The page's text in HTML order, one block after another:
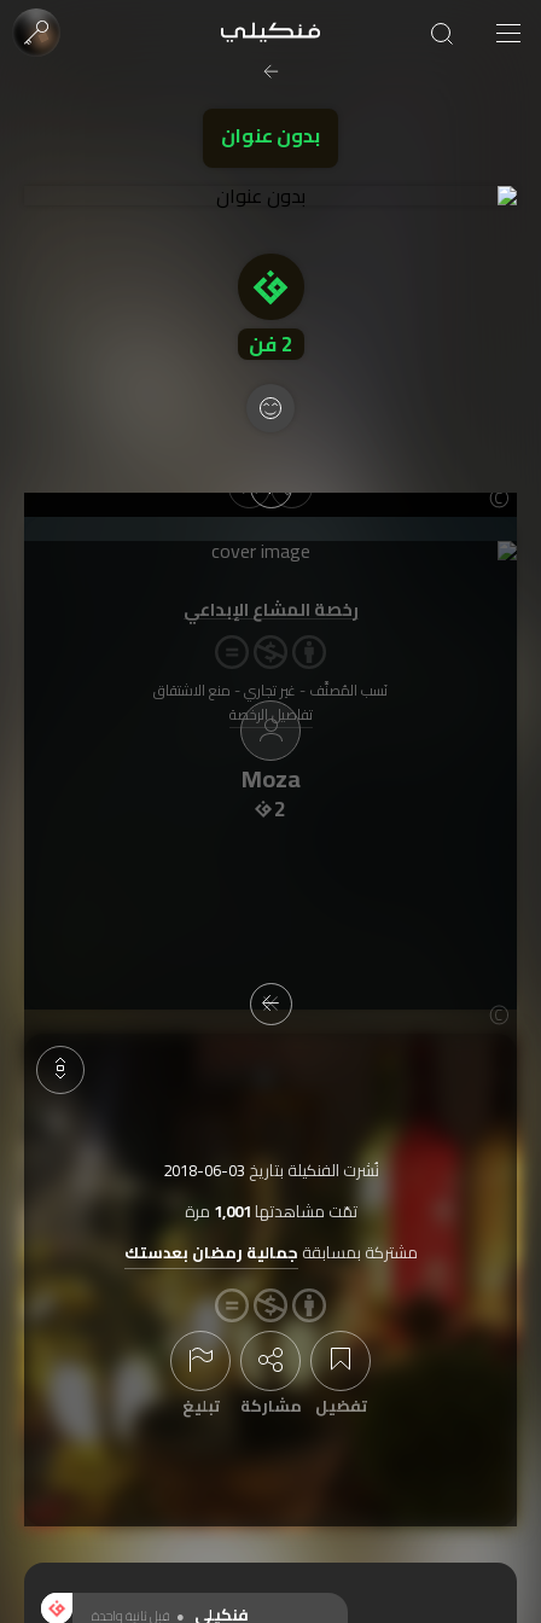
بدون عنوان
2فن
Moza
2
نُشرت الفنكيلة بتاريخ 2018-06-03
تمّت مشاهدتها 1,001 مرة
مشتركة بمسابقة جمالية رمضان بعدستك
تفضيل مشاركة تبليغ
رخصة المشاع الإبداعي
نَسب المُصنَّف - غير تجاري - منع الاشتقاق
تفاصيل الرخصة
صورة الغلاف من فن
SOUFIANE Abid
فنكيلي قبل ثانية واحدة